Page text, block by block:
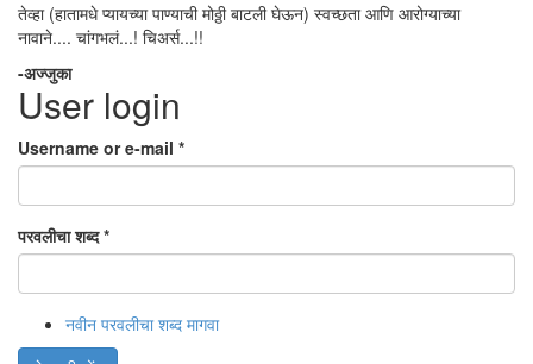
तेव्हा (हातामधे प्यायच्या पाण्याची मोठ्ठी बाटली घेऊन) स्वच्छता आणि आरोग्याच्या
नावाने.... चांगभलं...! चिअर्स...!!
-अज्जुका
User login
Username or e-mail *
परवलीचा शब्द*
नवीन परवलीचा शब्द मागवा